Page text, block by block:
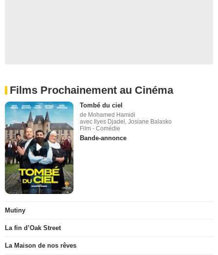
Films Prochainement au Cinéma
Tombé du ciel
de Mohamed Hamidi
avec Ilyes Djadel, Josiane Balasko
Film - Comédie
Bande-annonce
Mutiny
La fin d’Oak Street
La Maison de nos rêves